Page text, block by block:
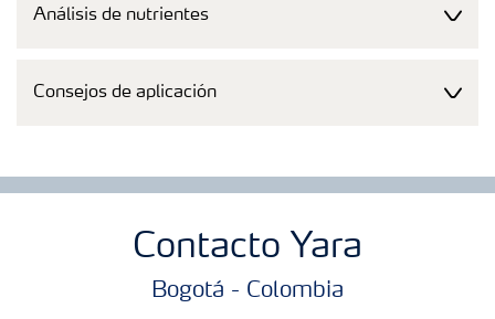
Análisis de nutrientes
Consejos de aplicación
Contacto Yara
Bogotá - Colombia